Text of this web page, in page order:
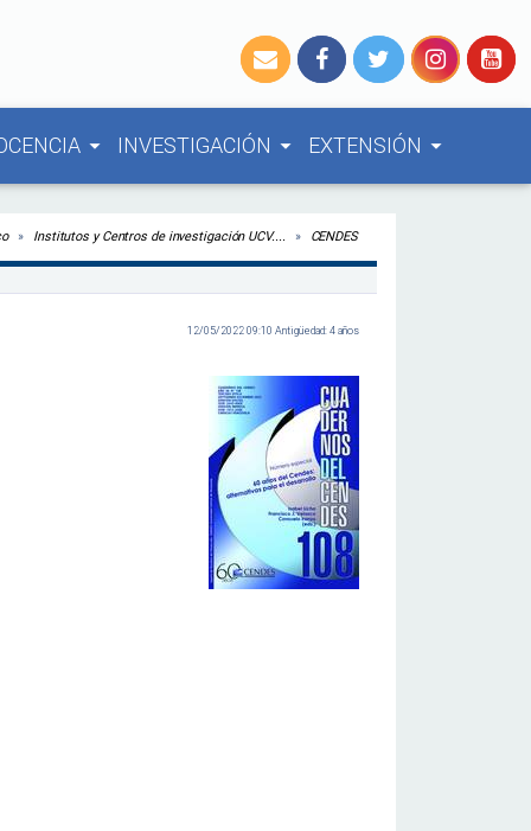
arrow_drop_down INVESTIGACIÓN arrow_drop_down EXTENSIÓN arrow_drop_down
Institutos y Centros de investigación UCV.... CENDES
12/05/2022 09:10 Antigüedad: 4 años